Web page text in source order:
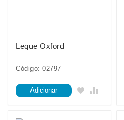
Leque Oxford
Código: 02797
Adicionar